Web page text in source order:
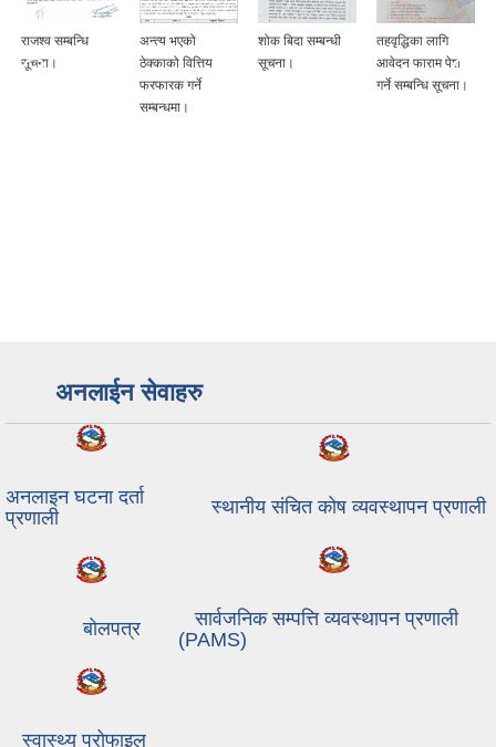
राजश्व सम्बन्धि
सूचना।
अन्त्य भएको
ठेक्काको वित्तिय
फरफारक गर्ने
सम्बन्धमा।
शोक बिदा सम्बन्धी
सूचना।
तहवृद्धिका लागि
आवेदन फाराम पेश
गर्ने सम्बन्धि सूचना।
अनलाईन सेवाहरु
अनलाइन घटना दर्ता
प्रणाली
स्थानीय संचित कोष व्यवस्थापन प्रणाली
बाेलपत्र
सार्वजनिक सम्पत्ति व्यवस्थापन प्रणाली
(PAMS)
स्वास्थ्य प्रोफाइल